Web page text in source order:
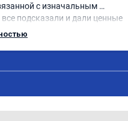
с изначальным
подсказали и дали ценные
поступить. Категорически